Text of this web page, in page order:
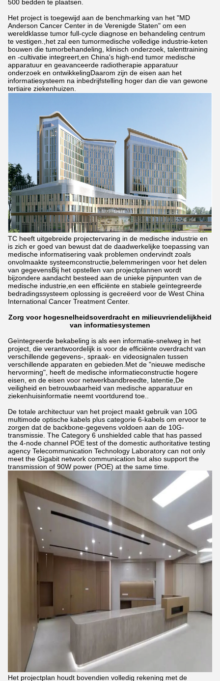
500 bedden te plaatsen.
Het project is toegewijd aan de benchmarking van het "MD
Anderson Cancer Center in de Verenigde Staten" om een
wereldklasse tumor full-cycle diagnose en behandeling centrum
te vestigen.,het zal een tumormedische volledige industrie-keten
bouwen die tumorbehandeling, klinisch onderzoek, talenttraining
en -cultivatie integreert,en China's high-end tumor medische
apparatuur en geavanceerde radiotherapie apparatuur
onderzoek en ontwikkelingDaarom zijn de eisen aan het
informatiesysteem na inbedrijfstelling hoger dan die van gewone
tertiaire ziekenhuizen.
TC heeft uitgebreide projectervaring in de medische industrie en
is zich er goed van bewust dat de daadwerkelijke toepassing van
medische informatisering vaak problemen ondervindt zoals
onvolmaakte systeemconstructie,belemmeringen voor het delen
van gegevensBij het opstellen van projectplannen wordt
bijzondere aandacht besteed aan de unieke pijnpunten van de
medische industrie,en een efficiënte en stabiele geïntegreerde
bedradingssysteem oplossing is gecreëerd voor de West China
International Cancer Treatment Center.
Zorg voor hogesnelheidsoverdracht en milieuvriendelijkheid
van informatiesystemen
Geïntegreerde bekabeling is als een informatie-snelweg in het
project, die verantwoordelijk is voor de efficiënte overdracht van
verschillende gegevens-, spraak- en videosignalen tussen
verschillende apparaten en gebieden.Met de "nieuwe medische
hervorming", heeft de medische informatieconstructie hogere
eisen, en de eisen voor netwerkbandbreedte, latentie,De
veiligheid en betrouwbaarheid van medische apparatuur en
ziekenhuisinformatie neemt voortdurend toe..
De totale architectuur van het project maakt gebruik van 10G
multimode optische kabels plus categorie 6-kabels om ervoor te
zorgen dat de backbone-gegevens voldoen aan de 10G-
transmissie. The Category 6 unshielded cable that has passed
the 4-node channel POE test of the domestic authoritative testing
agency Telecommunication Technology Laboratory can not only
meet the Gigabit network communication but also support the
transmission of 90W power (POE) at the same time.
Het projectplan houdt bovendien volledig rekening met de